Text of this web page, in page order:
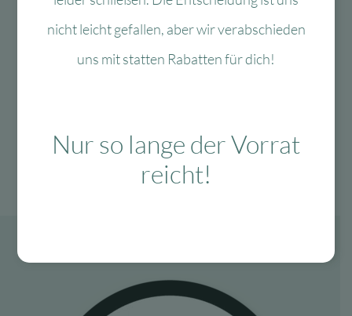
Surfer großer Bruder
war:
39,10 €
ist:
29,71 €.
nicht leicht gefallen, aber wir verabschieden
uns mit statten Rabatten für dich!
Nur so lange der Vorrat
reicht!